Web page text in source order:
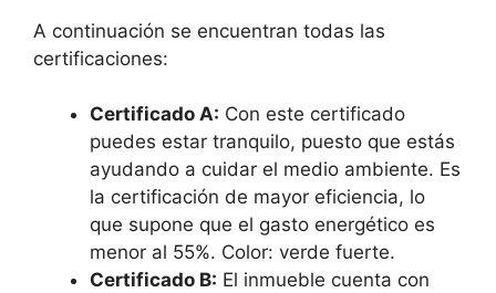
A continuación se encuentran todas las
certificaciones:
Certificado A: Con este certificado
puedes estar tranquilo, puesto que estás
ayudando a cuidar el medio ambiente. Es
la certificación de mayor eficiencia, lo
que supone que el gasto energético es
menor al 55%. Color: verde fuerte.
Certificado B: El inmueble cuenta con